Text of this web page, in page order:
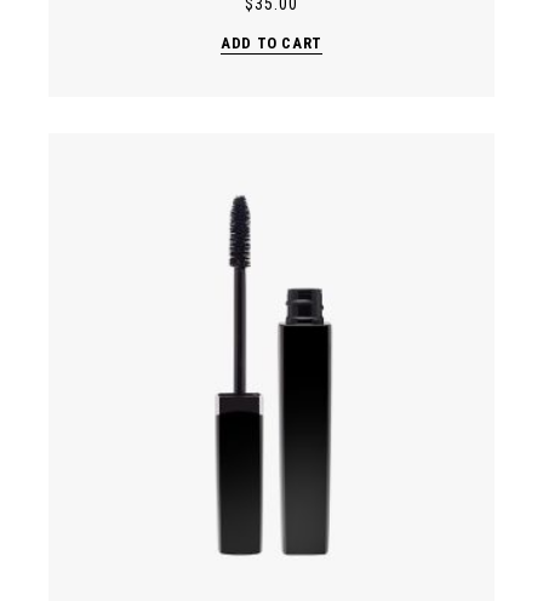
ADD TO CART